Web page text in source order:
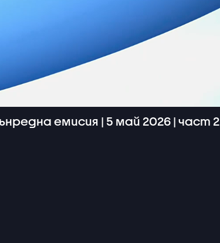
емисия | 5 май 2026 | част 2